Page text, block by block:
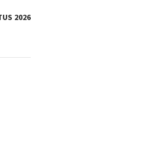
2026